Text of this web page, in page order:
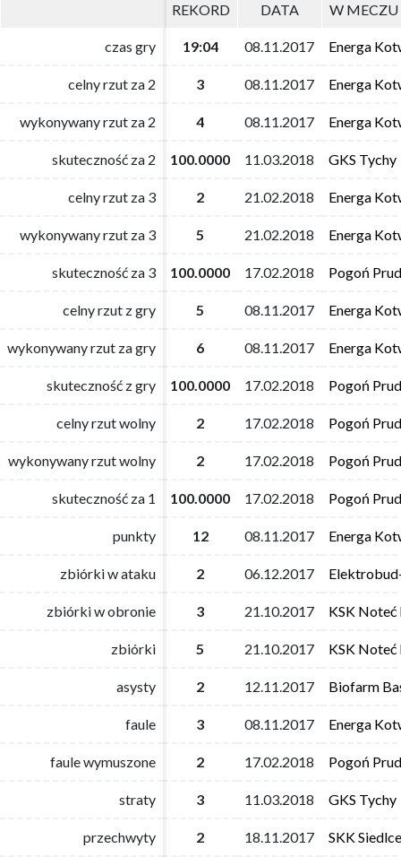
REKORD DATA W MECZU
czas gry 19:04 08.11.2017 Energa
celny rzut za 2 3 08.11.2017 Energa
wykonywany rzut za 2 4 08.11.2017 Energa
skuteczność za 2 100.0000 11.03.2018 GKS Tychy
celny rzut za 3 2 21.02.2018 Energa
wykonywany rzut za 3 5 21.02.2018 Energa
skuteczność za 3 100.0000 17.02.2018 Pogoń
celny rzut z gry 5 08.11.2017 Energa
wykonywany rzut za gry 6 08.11.2017 Energa
skuteczność z gry 100.0000 17.02.2018 Pogoń
celny rzut wolny 2 17.02.2018 Pogoń
wykonywany rzut wolny 2 17.02.2018 Pogoń
skuteczność za 1 100.0000 17.02.2018 Pogoń
punkty 12 08.11.2017 Energa
zbiórki w ataku 2 06.12.2017
zbiórki w obronie 3 21.10.2017 KSK Noteć
zbiórki 5 21.10.2017 KSK Noteć
asysty 2 12.11.2017 Biofarm
faule 3 08.11.2017 Energa
faule wymuszone 2 17.02.2018 Pogoń
straty 3 11.03.2018 GKS Tychy
przechwyty 2 18.11.2017 SKK Siedlce
REKORD DATA W MECZU
czas gry 19:04 08.11.2017 Energa
celny rzut za 2 3 08.11.2017 Energa
wykonywany rzut za 2 4 08.11.2017 Energa
skuteczność za 2 100.0000 11.03.2018 GKS Tychy
celny rzut za 3 2 21.02.2018 Energa
wykonywany rzut za 3 5 21.02.2018 Energa
skuteczność za 3 100.0000 17.02.2018 Pogoń
celny rzut z gry 5 08.11.2017 Energa
wykonywany rzut za gry 6 08.11.2017 Energa
skuteczność z gry 100.0000 17.02.2018 Pogoń
celny rzut wolny 2 17.02.2018 Pogoń
wykonywany rzut wolny 2 17.02.2018 Pogoń
skuteczność za 1 100.0000 17.02.2018 Pogoń
punkty 12 08.11.2017 Energa
zbiórki w ataku 2 06.12.2017
zbiórki w obronie 3 21.10.2017 KSK Noteć
zbiórki 5 21.10.2017 KSK Noteć
asysty 2 12.11.2017 Biofarm
faule 3 08.11.2017 Energa
faule wymuszone 2 17.02.2018 Pogoń
straty 3 11.03.2018 GKS Tychy
przechwyty 2 18.11.2017 SKK Siedlce